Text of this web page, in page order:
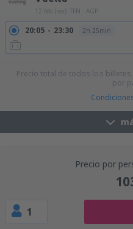
12 feb (vie) TFN - AGP
20:05 23:30 2h 25min
Precio total de todos los
por
Precio por
1